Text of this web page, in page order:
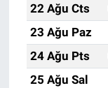
22 Ağu Cts
23 Ağu Paz
24 Ağu Pts
25 Ağu Sal